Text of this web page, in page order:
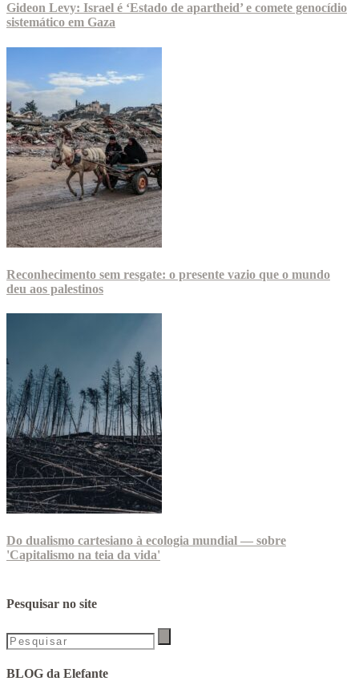
Gideon Levy: Israel é ‘Estado de apartheid’ e comete genocídio
sistemático em Gaza
Reconhecimento sem resgate: o presente vazio que o mundo
deu aos palestinos
Do dualismo cartesiano à ecologia mundial — sobre
'Capitalismo na teia da vida'
Pesquisar no site
BLOG da Elefante